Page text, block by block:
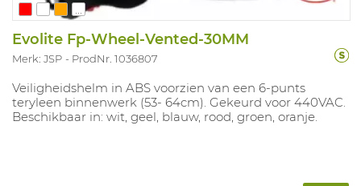
Evolite Fp-Wheel-Vented-30MM
Merk: JSP ProdNr. 1036807
Veiligheidshelm in ABS voorzien van een 6-punts
teryleen binnenwerk (53- 64cm). Gekeurd voor 440VAC.
Beschikbaar in: wit, geel, blauw, rood, groen, oranje.